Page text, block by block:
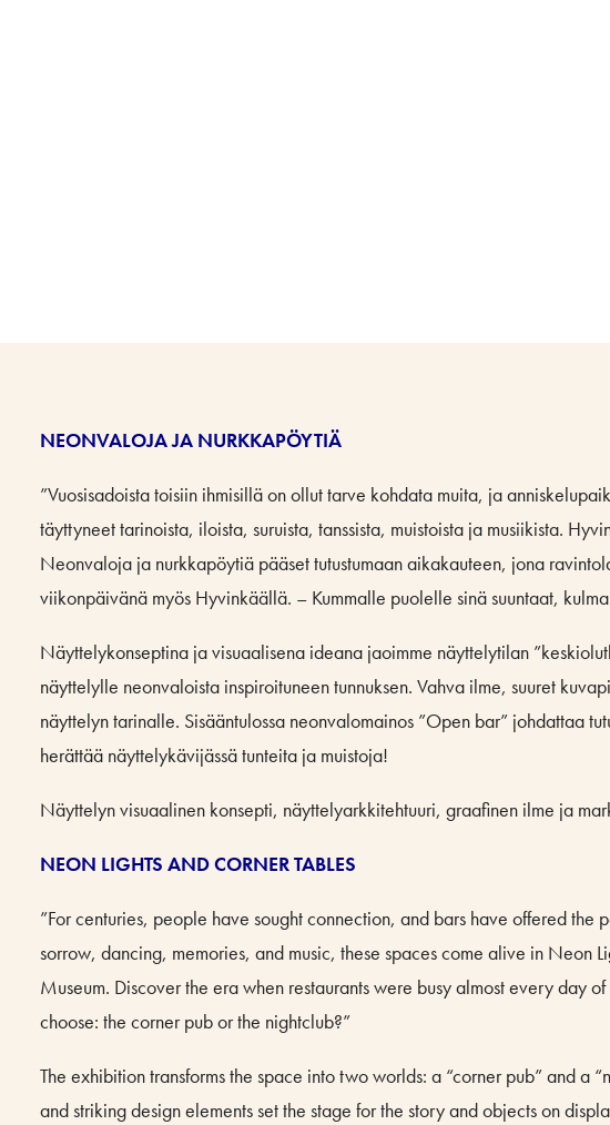
NEONVALOJA JA NURKKAPÖYTIÄ
”Vuosisadoista toisiin ihmisillä on ollut tarve kohdata muita, ja
täyttyneet tarinoista, iloista, suruista, tanssista, muistoista ja musiikista.
Neonvaloja ja nurkkapöytiä pääset tutustumaan aikakauteen, jona
viikonpäivänä myös Hyvinkäällä. – Kummalle puolelle sinä suuntaat,
Näyttelykonseptina ja visuaalisena ideana jaoimme näyttelytilan
näyttelylle neonvaloista inspiroituneen tunnuksen. Vahva ilme, suuret
näyttelyn tarinalle. Sisääntulossa neonvalomainos ”Open bar” johdattaa
herättää näyttelykävijässä tunteita ja muistoja!
Näyttelyn visuaalinen konsepti, näyttelyarkkitehtuuri, graafinen ilme ja
NEON LIGHTS AND CORNER TABLES
”For centuries, people have sought connection, and bars have offered the
sorrow, dancing, memories, and music, these spaces come alive in Neon
Museum. Discover the era when restaurants were busy almost every day
choose: the corner pub or the nightclub?”
The exhibition transforms the space into two worlds: a “corner pub” and a
and striking design elements set the stage for the story and objects on